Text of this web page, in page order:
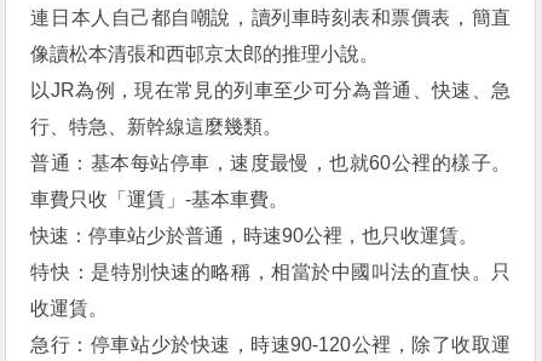
連日本人自己都自嘲說，讀列車時刻表和票價表，簡直
像讀松本清張和西邨京太郎的推理小說。
以JR為例，現在常見的列車至少可分為普通、快速、急
行、特急、新幹線這麼幾類。
普通：基本每站停車，速度最慢，也就60公裡的樣子。
車費只收「運賃」-基本車費。
快速：停車站少於普通，時速90公裡，也只收運賃。
特快：是特別快速的略稱，相當於中國叫法的直快。只
收運賃。
急行：停車站少於快速，時速90-120公裡，除了收取運